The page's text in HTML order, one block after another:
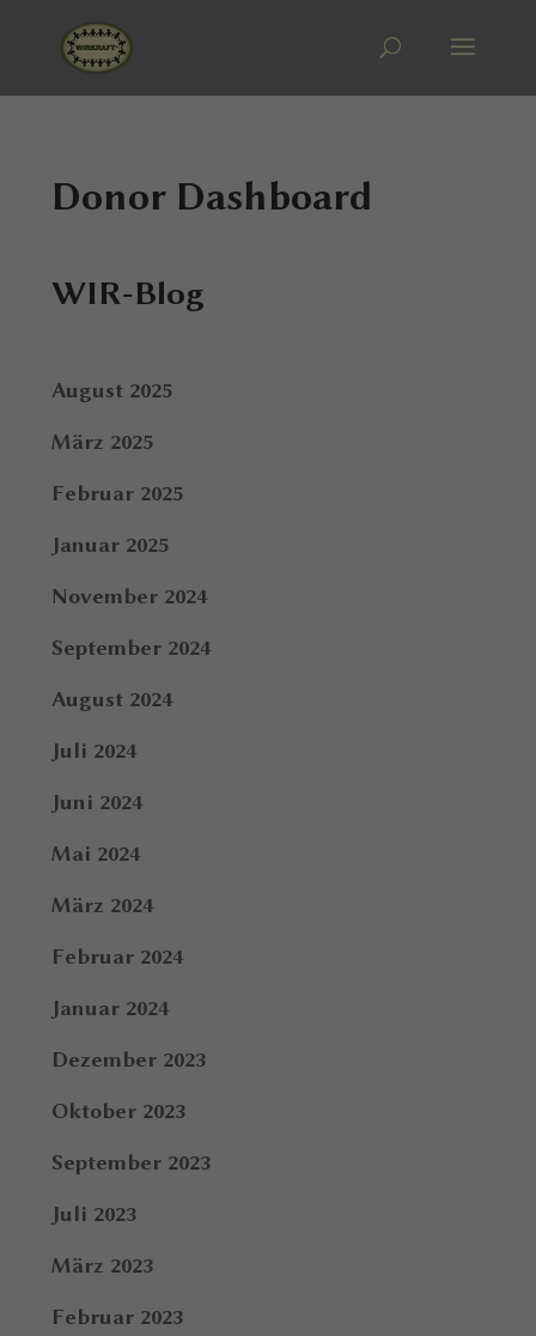
Donor Dashboard
WIR-Blog
August 2025
März 2025
Februar 2025
Januar 2025
November 2024
September 2024
August 2024
Juli 2024
Juni 2024
Mai 2024
März 2024
Februar 2024
Januar 2024
Dezember 2023
Oktober 2023
September 2023
Juli 2023
März 2023
Februar 2023